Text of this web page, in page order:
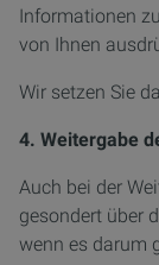
Informationen
von Ihnen
Wir setzen Sie
4. Weitergabe
Auch bei der
gesondert über
wenn es darum